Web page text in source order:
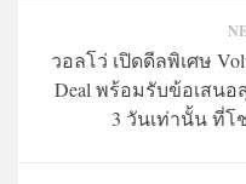
วอลโว่ เปิดดีลพิเศษ
Deal พร้อมรับข้อเสน
3 วันเท่านั้น ที่โ